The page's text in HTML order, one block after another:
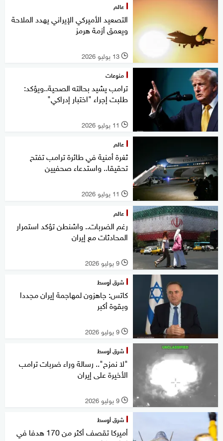
عالم
التصعيد الأميركي الإيراني يهدد الملاحة
ويعمق أزمة هرمز
l 13 يوليو 2026
منوعات
ترامب يشيد بحالته الصحية..ويؤكد:
طلبت إجراء "اختبار إدراكي"
l 11 يوليو 2026
عالم
ثغرة أمنية في طائرة ترامب تفتح
تحقيقا.. واستدعاء صحفيين
l 11 يوليو 2026
عالم
رغم الضربات.. واشنطن تؤكد استمرار
المحادثات مع إيران
l 9 يوليو 2026
شرق أوسط
كاتس: جاهزون لمهاجمة إيران مجددا
وبقوة أكبر
l 9 يوليو 2026
شرق أوسط
"لا نمزح".. رسالة وراء ضربات ترامب
الأخيرة على إيران
l 9 يوليو 2026
شرق أوسط
أميركا تقصف أكثر من 170 هدفا في